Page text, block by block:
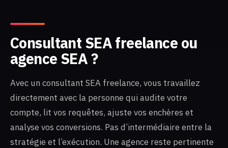
Consultant SEA freelance ou
agence SEA ?
Avec un consultant SEA freelance, vous travaillez
directement avec la personne qui audite votre
compte, lit vos requêtes, ajuste vos enchères et
analyse vos conversions. Pas d’intermédiaire entre la
stratégie et l’exécution. Une agence reste pertinente